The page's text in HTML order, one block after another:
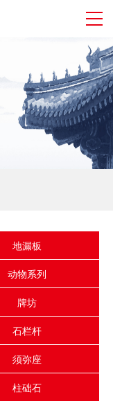
地漏板
动物系列
牌坊
石栏杆
须弥座
柱础石